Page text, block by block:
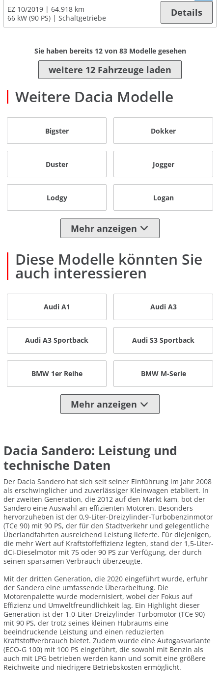
EZ 10/2019
64.918 km
66 kW (90 PS)
Schaltgetriebe Details
Sie haben bereits 12von 83Modelle gesehen
weitere 12 Fahrzeuge laden
Weitere Dacia Modelle
Bigster Dokker
Duster Jogger
Lodgy Logan
Mehr anzeigen
Diese Modelle könnten Sie
auch interessieren
Audi A1 Audi A3
Audi A3 Sportback Audi S3 Sportback
BMW 1er Reihe BMW M-Serie
Mehr anzeigen
Dacia Sandero: Leistung und
technische Daten
Der Dacia Sandero hat sich seit seiner Einführung im Jahr 2008
als erschwinglicher und zuverlässiger Kleinwagen etabliert. In
der zweiten Generation, die 2012 auf den Markt kam, bot der
Sandero eine Auswahl an effizienten Motoren. Besonders
hervorzuheben ist der 0,9-Liter-Dreizylinder-Turbobenzinmotor
(TCe 90) mit 90 PS, der für den Stadtverkehr und gelegentliche
Überlandfahrten ausreichend Leistung lieferte. Für diejenigen,
die mehr Wert auf Kraftstoffeffizienz legten, stand der 1,5-Liter-
dCi-Dieselmotor mit 75 oder 90 PS zur Verfügung, der durch
seinen sparsamen Verbrauch überzeugte.
Mit der dritten Generation, die 2020 eingeführt wurde, erfuhr
der Sandero eine umfassende Überarbeitung. Die
Motorenpalette wurde modernisiert, wobei der Fokus auf
Effizienz und Umweltfreundlichkeit lag. Ein Highlight dieser
Generation ist der 1,0-Liter-Dreizylinder-Turbomotor (TCe 90)
mit 90 PS, der trotz seines kleinen Hubraums eine
beeindruckende Leistung und einen reduzierten
Kraftstoffverbrauch bietet. Zudem wurde eine Autogasvariante
(ECO-G 100) mit 100 PS eingeführt, die sowohl mit Benzin als
auch mit LPG betrieben werden kann und somit eine größere
Reichweite und niedrigere Betriebskosten ermöglicht.